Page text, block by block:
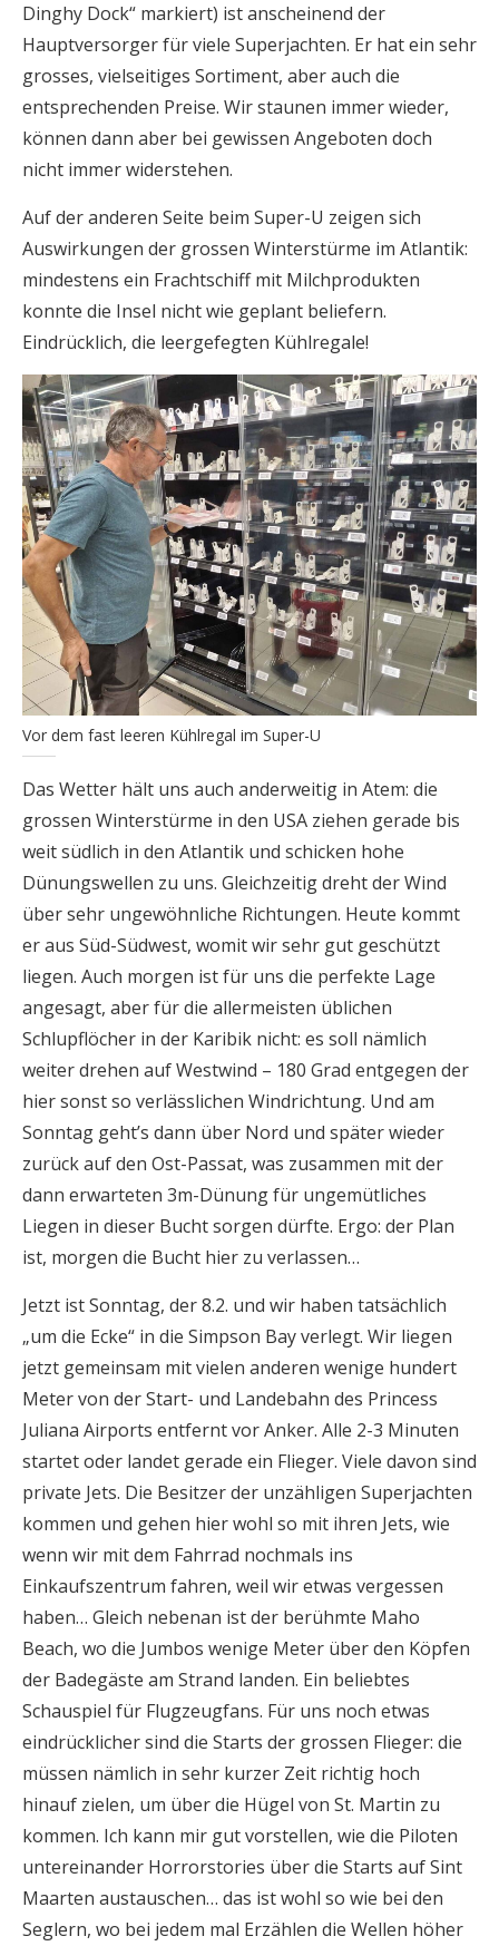
Dinghy Dock“ markiert) ist anscheinend der
Hauptversorger für viele Superjachten. Er hat ein sehr
grosses, vielseitiges Sortiment, aber auch die
entsprechenden Preise. Wir staunen immer wieder,
können dann aber bei gewissen Angeboten doch
nicht immer widerstehen.
Auf der anderen Seite beim Super-U zeigen sich
Auswirkungen der grossen Winterstürme im Atlantik:
mindestens ein Frachtschiff mit Milchprodukten
konnte die Insel nicht wie geplant beliefern.
Eindrücklich, die leergefegten Kühlregale!
Vor dem fast leeren Kühlregal im Super-U
Das Wetter hält uns auch anderweitig in Atem: die
grossen Winterstürme in den USA ziehen gerade bis
weit südlich in den Atlantik und schicken hohe
Dünungswellen zu uns. Gleichzeitig dreht der Wind
über sehr ungewöhnliche Richtungen. Heute kommt
er aus Süd-Südwest, womit wir sehr gut geschützt
liegen. Auch morgen ist für uns die perfekte Lage
angesagt, aber für die allermeisten üblichen
Schlupflöcher in der Karibik nicht: es soll nämlich
weiter drehen auf Westwind – 180 Grad entgegen der
hier sonst so verlässlichen Windrichtung. Und am
Sonntag geht’s dann über Nord und später wieder
zurück auf den Ost-Passat, was zusammen mit der
dann erwarteten 3m-Dünung für ungemütliches
Liegen in dieser Bucht sorgen dürfte. Ergo: der Plan
ist, morgen die Bucht hier zu verlassen…
Jetzt ist Sonntag, der 8.2. und wir haben tatsächlich
„um die Ecke“ in die Simpson Bay verlegt. Wir liegen
jetzt gemeinsam mit vielen anderen wenige hundert
Meter von der Start- und Landebahn des Princess
Juliana Airports entfernt vor Anker. Alle 2-3 Minuten
startet oder landet gerade ein Flieger. Viele davon sind
private Jets. Die Besitzer der unzähligen Superjachten
kommen und gehen hier wohl so mit ihren Jets, wie
wenn wir mit dem Fahrrad nochmals ins
Einkaufszentrum fahren, weil wir etwas vergessen
haben… Gleich nebenan ist der berühmte Maho
Beach, wo die Jumbos wenige Meter über den Köpfen
der Badegäste am Strand landen. Ein beliebtes
Schauspiel für Flugzeugfans. Für uns noch etwas
eindrücklicher sind die Starts der grossen Flieger: die
müssen nämlich in sehr kurzer Zeit richtig hoch
hinauf zielen, um über die Hügel von St. Martin zu
kommen. Ich kann mir gut vorstellen, wie die Piloten
untereinander Horrorstories über die Starts auf Sint
Maarten austauschen… das ist wohl so wie bei den
Seglern, wo bei jedem mal Erzählen die Wellen höher